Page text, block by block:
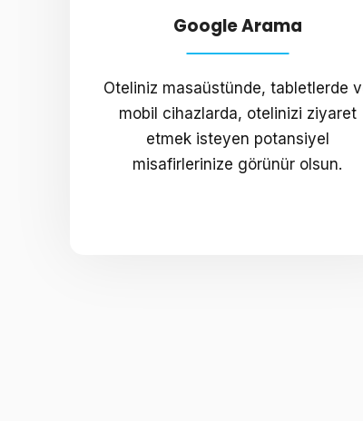
Google Arama
Oteliniz masaüstünde, tabletlerde
mobil cihazlarda, otelinizi ziyaret
etmek isteyen potansiyel
misafirlerinize görünür olsun.